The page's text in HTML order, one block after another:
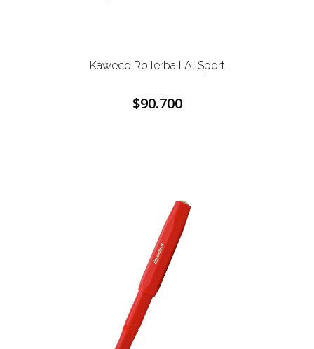
Kaweco Rollerball Al Sport
$90.700